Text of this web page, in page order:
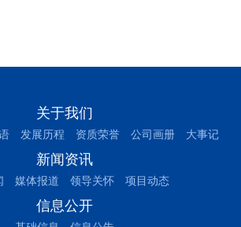
关于我们
发展历程 资质荣誉 公司画册 大事记
新闻资讯
媒体报道 领导关怀 项目动态
信息公开